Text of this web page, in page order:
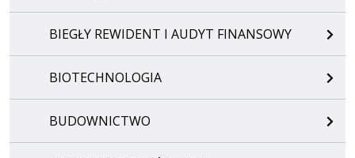
BIEGŁY REWIDENT I AUDYT FINANSOWY
BIOTECHNOLOGIA
BUDOWNICTWO